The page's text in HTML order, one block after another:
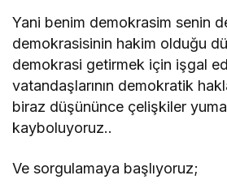
Yani benim demokrasim senin
demokrasisinin hakim olduğu
demokrasi getirmek için işgal
vatandaşlarının demokratik
biraz düşününce çelişkiler
kayboluyoruz..
Ve sorgulamaya başlıyoruz;